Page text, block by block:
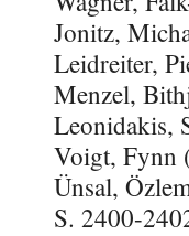
Jonitz,
Leidreiter,
Menzel,
Leonidakis,
Voigt, Fynn
Ünsal,
S. 2400-